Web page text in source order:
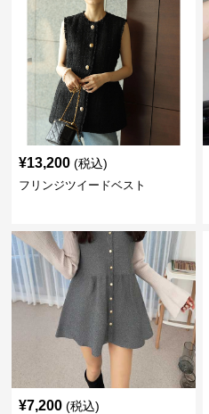
¥13,200 (税込)
フリンジツイードベスト
¥7,200 (税込)